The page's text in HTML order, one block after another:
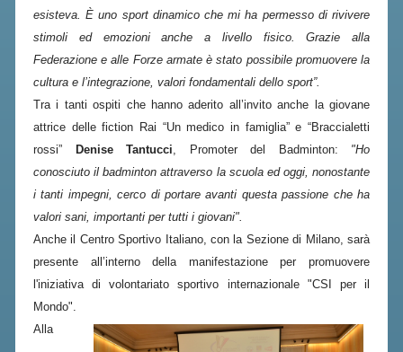
esisteva. È uno sport dinamico che mi ha permesso di rivivere
stimoli ed emozioni anche a livello fisico. Grazie alla
Federazione e alle Forze armate è stato possibile promuovere la
cultura e l’integrazione, valori fondamentali dello sport”.
Tra i tanti ospiti che hanno aderito all’invito anche la giovane
attrice delle fiction Rai “Un medico in famiglia” e “Braccialetti
rossi”
Denise Tantucci, Promoter del Badminton: "Ho
conosciuto il badminton attraverso la scuola ed oggi, nonostante
i tanti impegni, cerco di portare avanti questa passione che ha
valori sani, importanti per tutti i giovani".
Anche il Centro Sportivo Italiano, con la Sezione di Milano, sarà
presente all’interno della manifestazione per promuovere
l'iniziativa di volontariato sportivo internazionale "CSI per il
Mondo".
Alla
UTILIZZAZIONE E GESTIONE DEGLI
IMPIANTI SPORTIVI PUBBLICI
CONTROLLI E RILIEVI
SULL'AMMINISTRAZIONE
ALTRI CONTENUTI
BANDI DI GARA E CONTRATTI
SPORTELLO FISCALE
NOVITÀ FISCALI
SCADENZARIO